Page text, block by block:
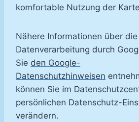
komfortable Nutzung der
Nähere Informationen über die
Datenverarbeitung durch
Sie den Google-
Datenschutzhinweisen
können Sie im
persönlichen Datenschutz-
verändern.